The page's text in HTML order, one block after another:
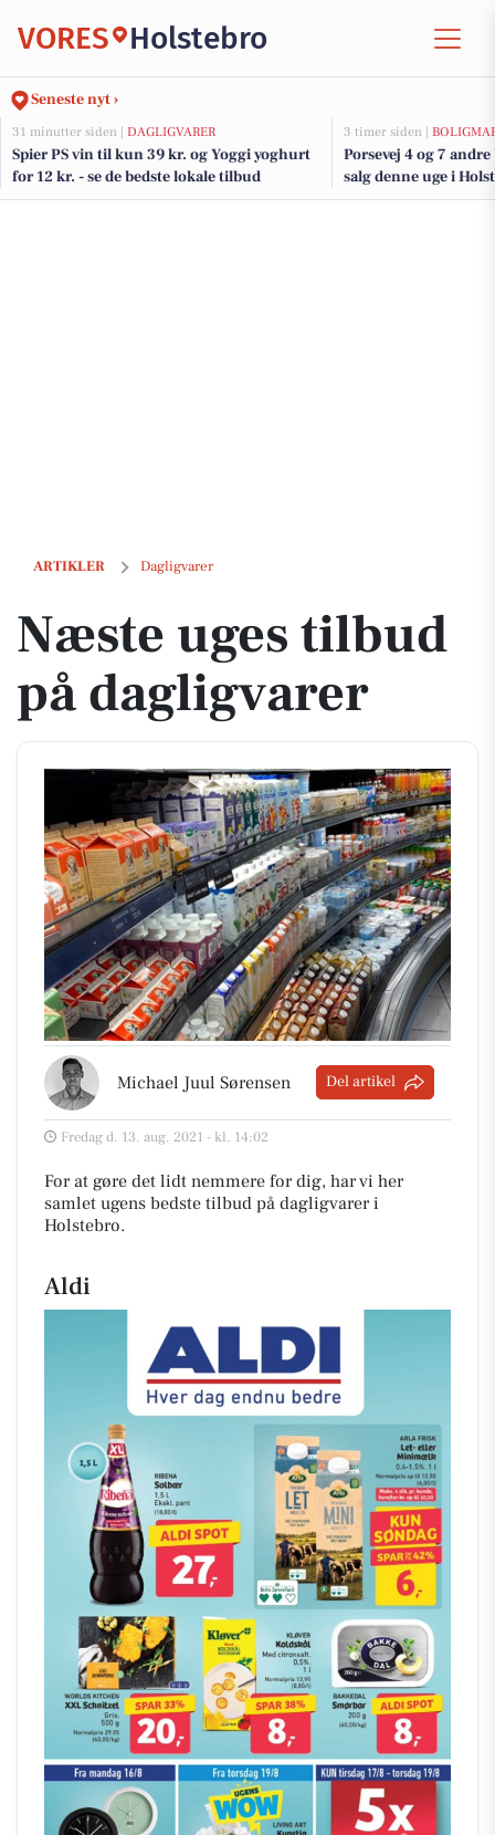
VORES Holstebro
Seneste nyt ›
31 minutter siden | DAGLIGVARER
Spier PS vin til kun 39 kr. og Yoggi yoghurt
for 12 kr. - se de bedste lokale tilbud
3 timer siden |
Porsevej 4 og 7
salg denne uge i
her.
ARTIKLER Dagligvarer
Næste uges tilbud på dagligvarer
Næste uges tilbud
på dagligvarer
Michael Juul Sørensen Del artikel
Fredag d. 13. aug. 2021 - kl. 14:02
For at gøre det lidt nemmere for dig, har vi her
samlet ugens bedste tilbud på dagligvarer i
Holstebro.
Aldi